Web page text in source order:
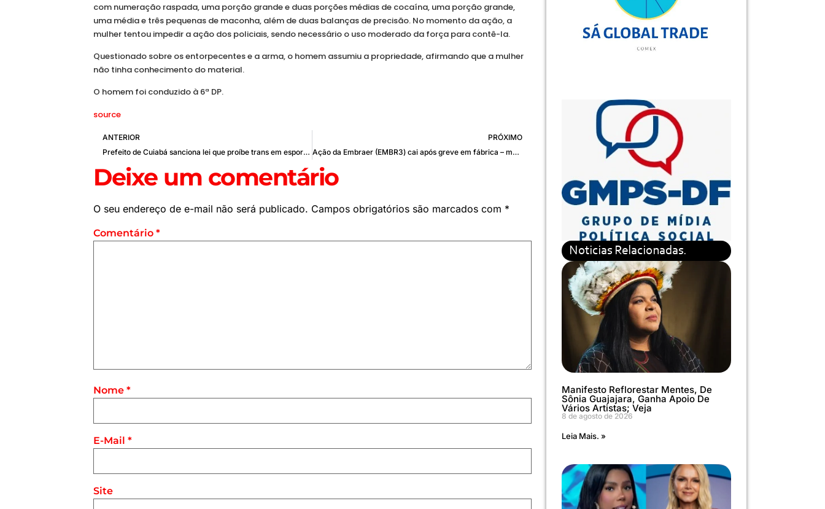
com numeração raspada, uma porção grande e duas porções médias de cocaína, uma porção grande,
uma média e três pequenas de maconha, além de duas balanças de precisão. No momento da ação, a
mulher tentou impedir a ação dos policiais, sendo necessário o uso moderado da força para contê-la.
Questionado sobre os entorpecentes e a arma, o homem assumiu a propriedade, afirmando que a mulher
não tinha conhecimento do material.
O homem foi conduzido à 6ª DP.
source
ANTERIOR
Prefeito de Cuiabá sanciona lei que proíbe trans em esportes femininos
PRÓXIMO
Ação da Embraer (EMBR3) cai após greve em fábrica – mas analistas veem solução rápida
Deixe um comentário
O seu endereço de e-mail não será publicado. Campos obrigatórios são marcados com *
Comentário *
Nome *
E-Mail *
Site
Noticias Relacionadas.
Manifesto Reflorestar Mentes, De
Sônia Guajajara, Ganha Apoio De
Vários Artistas; Veja
8 de agosto de 2026
Leia Mais. »